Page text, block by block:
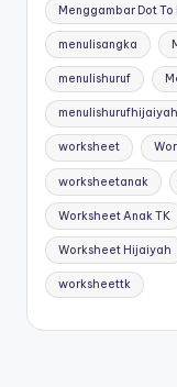
Menggambar Dot To
menulisangka
menulishuruf
menulishurufhijaiyah
worksheet
worksheetanak
Worksheet Anak TK
Worksheet Hijaiyah
worksheettk